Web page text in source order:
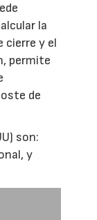
la
cierre y el
permite
de
son:
y